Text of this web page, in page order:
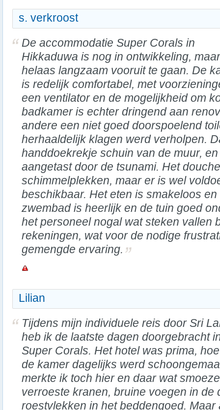
s. verkroost
De accommodatie Super Corals in
Hikkaduwa is nog in ontwikkeling,
helaas langzaam vooruit te gaan. De
is redelijk comfortabel, met
een ventilator en de mogelijkheid om
badkamer is echter dringend aan
andere een niet goed doorspoelend
herhaaldelijk klagen werd verholpen.
handdoekrekje schuin van de muur,
aangetast door de tsunami. Het
schimmelplekken, maar er is wel
beschikbaar. Het eten is smakeloos
zwembad is heerlijk en de tuin goed
het personeel nogal wat steken vallen
rekeningen, wat voor de nodige
gemengde ervaring.
Lilian
Tijdens mijn individuele reis door Sri
heb ik de laatste dagen doorgebracht
Super Corals. Het hotel was prima,
de kamer dagelijks werd
merkte ik toch hier en daar wat
verroeste kranen, bruine voegen in de
roestvlekken in het beddengoed.